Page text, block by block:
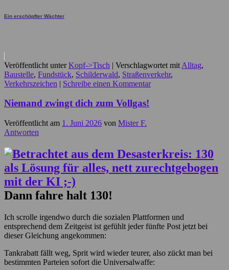
Ein erschöpfter Wächter
Veröffentlicht unter Kopf->Tisch | Verschlagwortet mit Alltag,
Baustelle, Fundstück, Schilderwald, Straßenverkehr,
Verkehrszeichen | Schreibe einen Kommentar
Niemand zwingt dich zum Vollgas!
Veröffentlicht am 1. Juni 2026 von Mister F.
Antworten
Dann fahre halt 130!
Ich scrolle irgendwo durch die sozialen Plattformen und
entsprechend dem Zeitgeist ist gefühlt jeder fünfte Post jetzt bei
dieser Gleichung angekommen:
Tankrabatt fällt weg, Sprit wird wieder teurer, also zückt man bei
bestimmten Parteien sofort die Universalwaffe: